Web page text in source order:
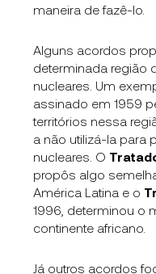
maneira de fazê-lo.
Alguns acordos
determinada região
nucleares. Um
assinado em 1959
territórios nessa
a não utilizá-la para
nucleares. O
propôs algo
América Latina e o
1996, determinou o
continente africano.
Já outros acordos